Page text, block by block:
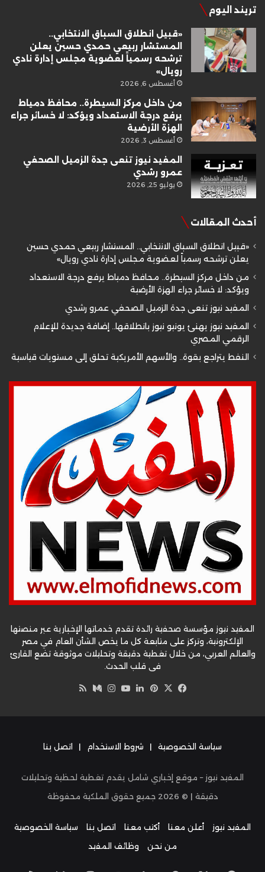
تريند اليوم
«قبيل انطلاق السباق الانتخابي..
المستشار ربيعي حمدي حسين يعلن
ترشحه رسمياً لعضوية مجلس إدارة نادي
رويال»
أغسطس 6, 2026
من داخل مركز السيطرة.. محافظ دمياط
يرفع درجة الاستعداد ويؤكد: لا خسائر جراء
الهزة الأرضية
أغسطس 3, 2026
المفيد نيوز تنعى جدة الزميل الصحفي
عمرو رشدي
يوليو 25, 2026
أحدث المقالات
«قبيل انطلاق السباق الانتخابي.. المستشار ربيعي حمدي حسين
يعلن ترشحه رسمياً لعضوية مجلس إدارة نادي رويال»
من داخل مركز السيطرة.. محافظ دمياط يرفع درجة الاستعداد
ويؤكد: لا خسائر جراء الهزة الأرضية
المفيد نيوز تنعى جدة الزميل الصحفي عمرو رشدي
المفيد نيوز يهنئ يونيو نيوز بانطلاقها.. إضافة جديدة للإعلام
الرقمي المصري
النفط يتراجع بقوة.. والأسهم الأمريكية تحلق إلى مستويات قياسية
المفيد نيوز مؤسسة صحفية رائدة تقدم خدماتها الإخبارية عبر منصتها
الإلكترونية، وتركز على متابعة كل ما يخص الشأن العام في مصر
والعالم العربي، من خلال تغطية دقيقة وتحليلات موثوقة تضع القارئ
في قلب الحدث.
فيسبوك
‫X بينتيريست
لينكدإن‫YouTube
انستقرام
وسط
سياسة الخصوصية | شروط الاستخدام | اتصل بنا
المفيد نيوز – موقع إخباري شامل يقدم تغطية لحظية وتحليلات
دقيقة | © 2026 جميع حقوق الملكية محفوظة
المفيد نيوز أعلن معنا أكتب معنا اتصل بنا
سياسة الخصوصية
من نحن
وظائف المفيد